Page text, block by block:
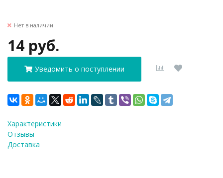
Нет в наличии
14 руб.
Уведомить о поступлении
Характеристики
Отзывы
Доставка